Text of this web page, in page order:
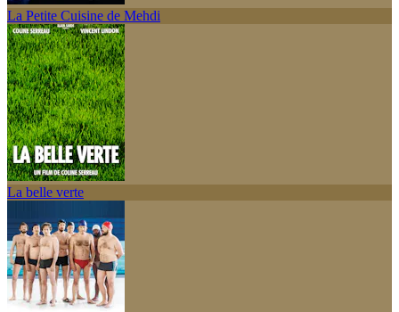
La Petite Cuisine de Mehdi
La belle verte